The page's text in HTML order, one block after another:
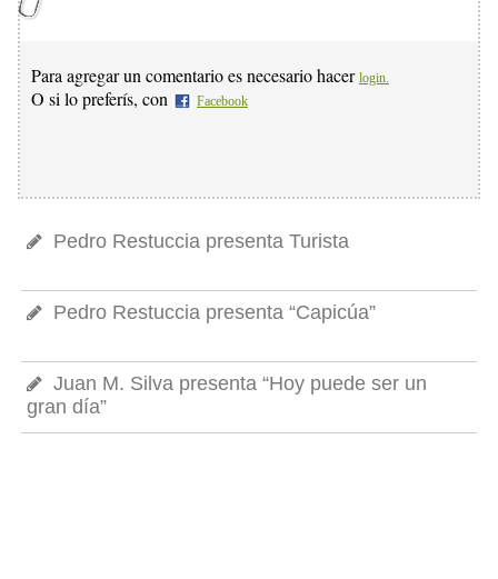
Para agregar un comentario es necesario hacer login.
O si lo preferís, con Facebook
Pedro Restuccia presenta Turista
Pedro Restuccia presenta “Capicúa”
Juan M. Silva presenta “Hoy puede ser un
gran día”